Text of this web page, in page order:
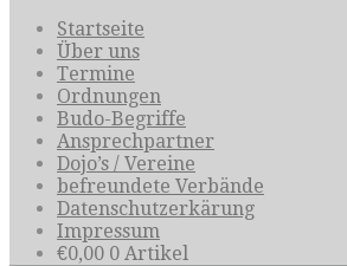
Startseite
Über uns
Termine
Ordnungen
Budo-Begriffe
Ansprechpartner
Dojo’s / Vereine
befreundete Verbände
Datenschutzerkärung
Impressum
€0,00 0 Artikel